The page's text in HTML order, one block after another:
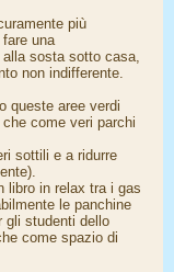
più
una
sosta sotto casa,
non indifferente.
queste aree verdi
come veri parchi
sottili e a ridurre
libro in relax tra i gas
le panchine
gli studenti dello
come spazio di